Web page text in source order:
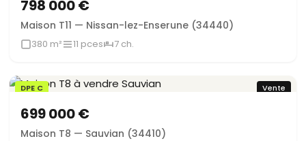
798 000 €
Maison T11 — Nissan-lez-Enserune (34440)
380 m² 11 pces 7 ch.
DPE C Vente
699 000 €
Maison T8 — Sauvian (34410)